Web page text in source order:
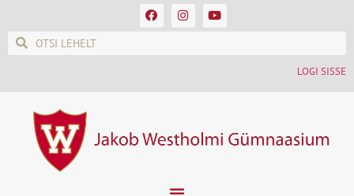
LOGI SISSE